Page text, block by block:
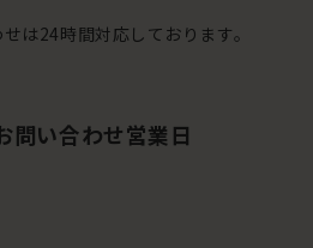
は24時間対応しております。
問い合わせ営業日